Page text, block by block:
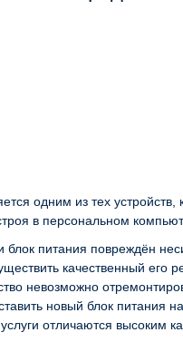
одним из тех
в персональном
блок питания повреждён
качественный его
невозможно
новый блок питания
отличаются высоким